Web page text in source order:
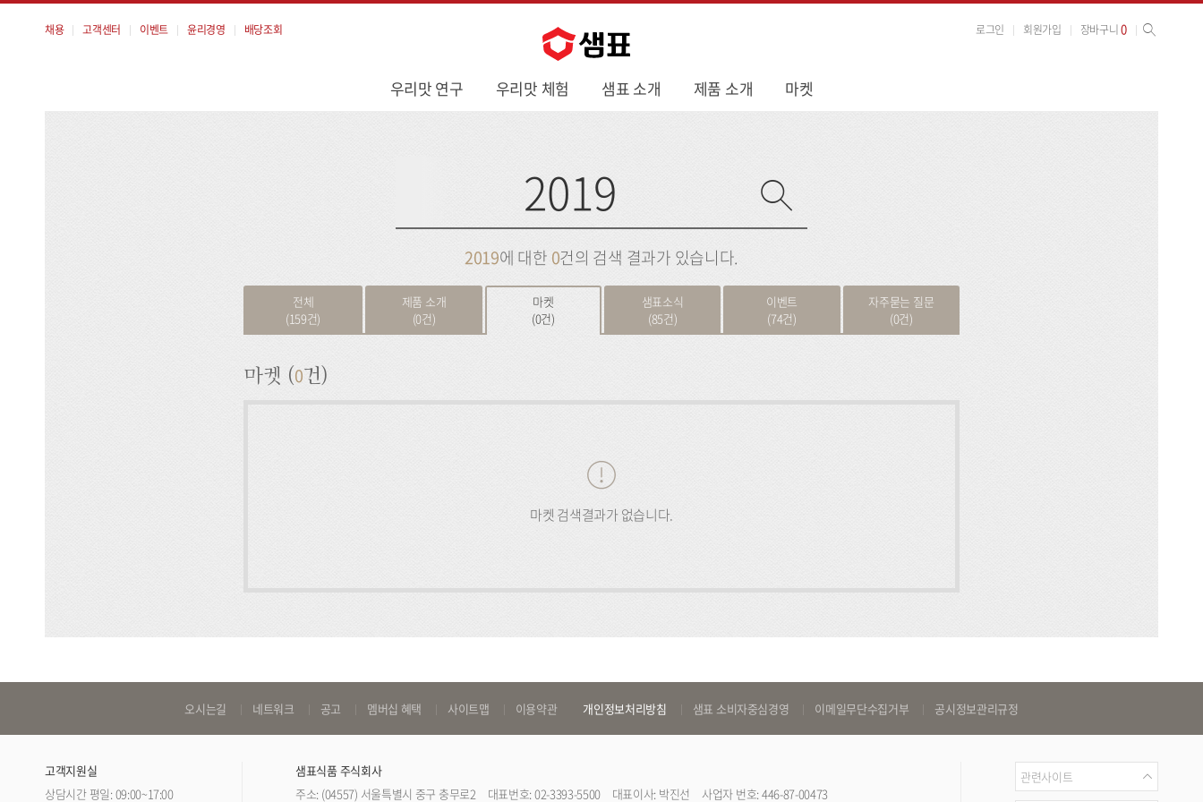
뉴
우리맛 연구 우리맛 체험 샘표 소개 제품 소개 마켓
채용 고객센터 이벤트 윤리경영 배당조회 로그인 회원가입 장바구니0 사이트 검색
검
검
2019에 대한 0건의 검색 결과가 있습니다.
전체
(159건)
제품 소개
(0건)
마켓
(0건)
샘표소식
(85건)
이벤트
(74건)
자주묻는 질문
(0건)
마켓 (0건)
마켓 검색결과가 없습니다.
로
기
오시는길 네트워크 공고 멤버십 혜택 사이트맵 이용약관 개인정보처리방침 샘표 소비자중심경영 이메일무단수집거부 공시정보관리규정
관
관련사이트
고객지원실
상담시간 평일: 09:00~17:00
샘표식품 주식회사
주소: (04557) 서울특별시 중구 충무로2
대표번호: 02-3393-5500 대표이사: 박진선 사업자 번호: 446-87-00473